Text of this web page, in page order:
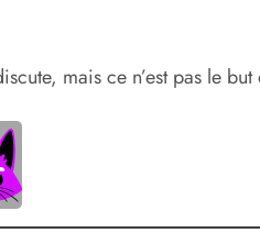
mais ce n’est pas le